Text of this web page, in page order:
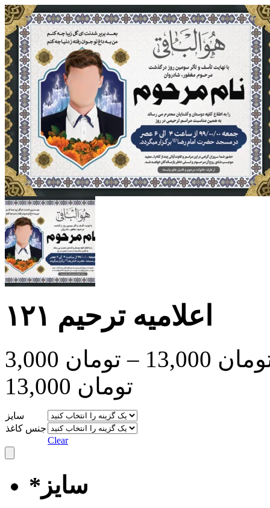
اعلامیه ترحیم ۱۲۱
تومان –
تومان 13,000
سایز
جنس کاغذ
Clear
* سایز